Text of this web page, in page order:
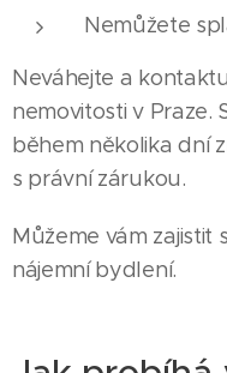
Nemůžete
Neváhejte a
nemovitosti v Praze.
během několika dní
s právní zárukou.
Můžeme vám zajistit
nájemní bydlení.